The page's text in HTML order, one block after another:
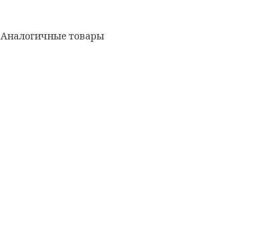
Аналогичные товары